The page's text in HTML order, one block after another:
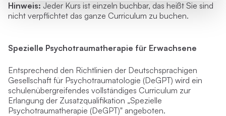
Hinweis: Jeder Kurs ist einzeln buchbar, das heißt Sie sind
nicht verpflichtet das ganze Curriculum zu buchen.
Spezielle Psychotraumatherapie für Erwachsene
Entsprechend den Richtlinien der Deutschsprachigen
Gesellschaft für Psychotraumatologie (DeGPT) wird ein
schulenübergreifendes vollständiges Curriculum zur
Erlangung der Zusatzqualifikation „Spezielle
Psychotraumatherapie (DeGPT)" angeboten.